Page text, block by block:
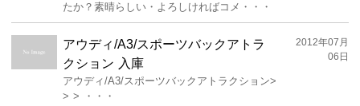
たか？素晴らしい・よろしければコメ・・・
アウディ/A3/スポーツバックアトラ
クション 入庫
アウディ/A3/スポーツバックアトラクション>
> > ・・・
2012年07月
06日